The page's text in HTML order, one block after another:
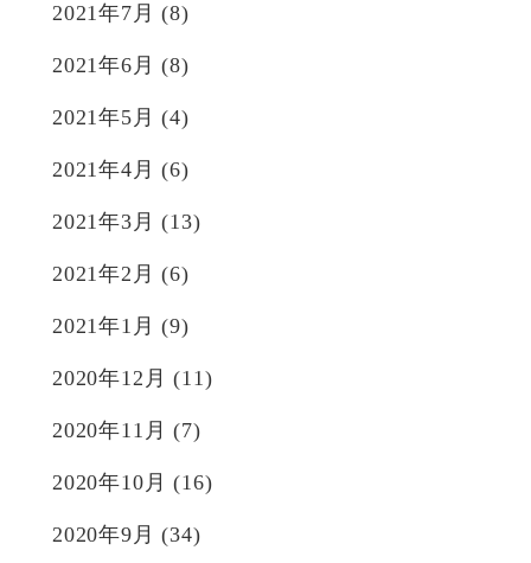
2021年7月 (8)
2021年6月 (8)
2021年5月 (4)
2021年4月 (6)
2021年3月 (13)
2021年2月 (6)
2021年1月 (9)
2020年12月 (11)
2020年11月 (7)
2020年10月 (16)
2020年9月 (34)